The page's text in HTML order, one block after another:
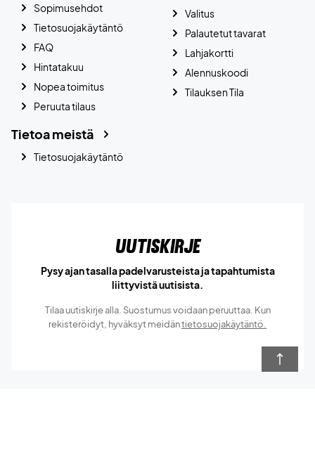
Sopimusehdot
Tietosuojakäytäntö
FAQ
Hintatakuu
Nopea toimitus
Peruuta tilaus
Valitus
Palautetut tavarat
Lahjakortti
Alennuskoodi
Tilauksen Tila
Tietoa meistä
Tietosuojakäytäntö
Uutiskirje
Pysy ajan tasalla padelvarusteista ja tapahtumista
liittyvistä uutisista.
Tilaa uutiskirje alla. Suostumus voidaan peruuttaa. Kun
rekisteröidyt, hyväksyt meidäntietosuojakäytäntö.